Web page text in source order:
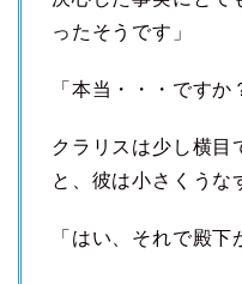
ったそうです」
「本当・・・ですか
クラリスは少し横目
と、彼は小さくうな
「はい、それで殿下